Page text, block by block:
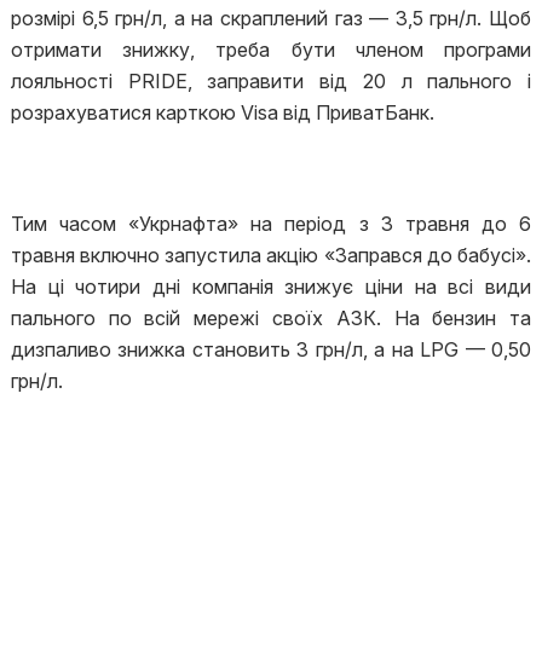
розмірі 6,5 грн/л, а на скраплений газ — 3,5 грн/л. Щоб
отримати знижку, треба бути членом програми
лояльності PRIDE, заправити від 20 л пального і
розрахуватися карткою Visa від ПриватБанк.
Тим часом «Укрнафта» на період з 3 травня до 6
травня включно запустила акцію «Заправся до бабусі».
На ці чотири дні компанія знижує ціни на всі види
пального по всій мережі своїх АЗК. На бензин та
дизпаливо знижка становить 3 грн/л, а на LPG — 0,50
грн/л.